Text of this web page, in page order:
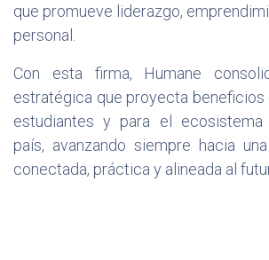
que promueve liderazgo,
personal.
Con esta firma, Humane
estratégica que proyecta beneficios
estudiantes y para el
país, avanzando siempre hacia
conectada, práctica y alineada al